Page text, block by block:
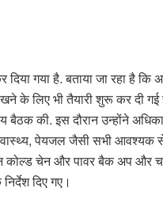
दिया गया है. बताया जा रहा है
के लिए भी तैयारी शुरू कर दी गई
बैठक की. इस दौरान उन्होंने
पेयजल जैसी सभी
कोल्ड चेन और पावर बैक अप
दिए गए।